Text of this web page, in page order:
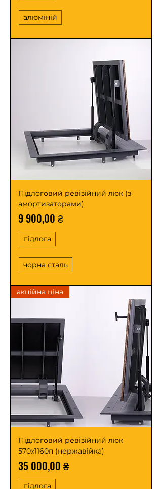
алюміній
Підлоговий ревізійний люк (з
амортизаторами)
Ціна
9 900,00 ₴
підлога
чорна сталь
акційна ціна
Підлоговий ревізійний люк
570х1160п (нержавійка)
Ціна
35 000,00 ₴
підлога